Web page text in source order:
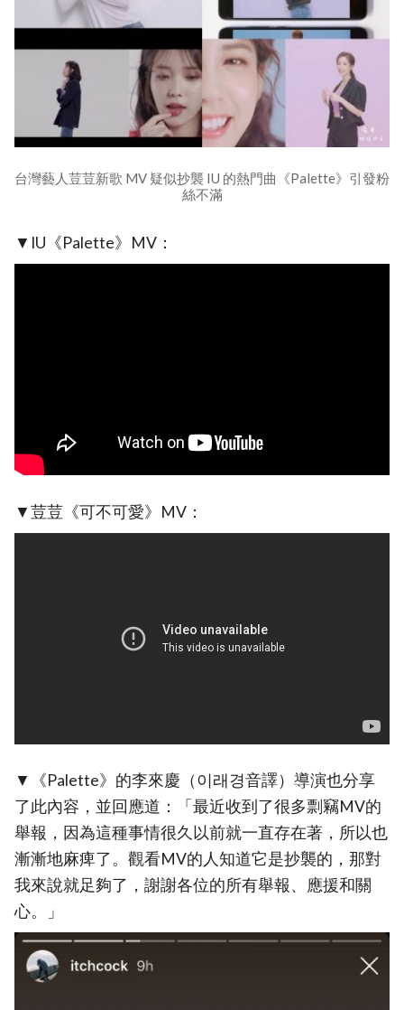
台灣藝人荳荳新歌 MV 疑似抄襲 IU 的熱門曲《Palette》引發粉
絲不滿
▼IU《Palette》MV：
▼荳荳《可不可愛》MV：
▼《Palette》的李來慶（이래경音譯）導演也分享
了此內容，並回應道：「最近收到了很多剽竊MV的
舉報，因為這種事情很久以前就一直存在著，所以也
漸漸地麻痺了。觀看MV的人知道它是抄襲的，那對
我來說就足夠了，謝謝各位的所有舉報、應援和關
心。」